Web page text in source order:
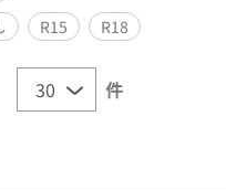
R15 R18
件